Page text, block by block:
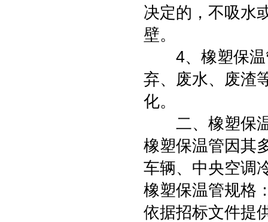
决定的，不吸水
壁。
4、橡塑保温
弃、废水、废渣
化。
二、橡塑保温
橡塑保温管因其
车辆、中央空调
橡塑保温管规格
依据招标文件提